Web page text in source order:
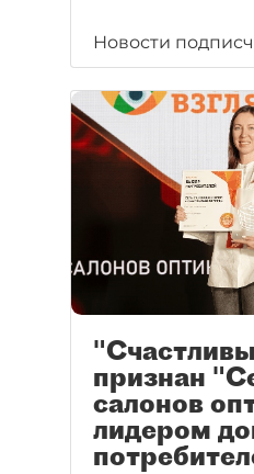
Новости
признан
салонов
лидером